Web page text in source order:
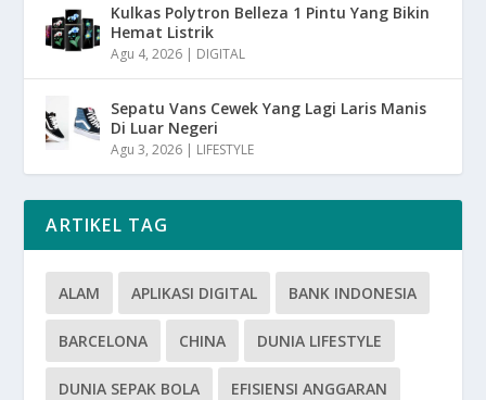
Kulkas Polytron Belleza 1 Pintu Yang Bikin
Hemat Listrik
Agu 4, 2026 | DIGITAL
Sepatu Vans Cewek Yang Lagi Laris Manis
Di Luar Negeri
Agu 3, 2026 | LIFESTYLE
ARTIKEL TAG
ALAM APLIKASI DIGITAL BANK INDONESIA
BARCELONA CHINA DUNIA LIFESTYLE
DUNIA SEPAK BOLA EFISIENSI ANGGARAN